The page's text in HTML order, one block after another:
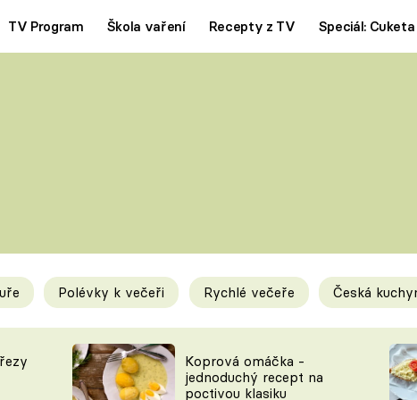
TV Program Škola vaření Recepty z TV Speciál: Cuketa
Tipy a triky
KAM ZA JÍDLEM
Polévky k večeři Rychlé večeře Česká
Koprová omáčka -
jednoduchý recept na
poctivou klasiku